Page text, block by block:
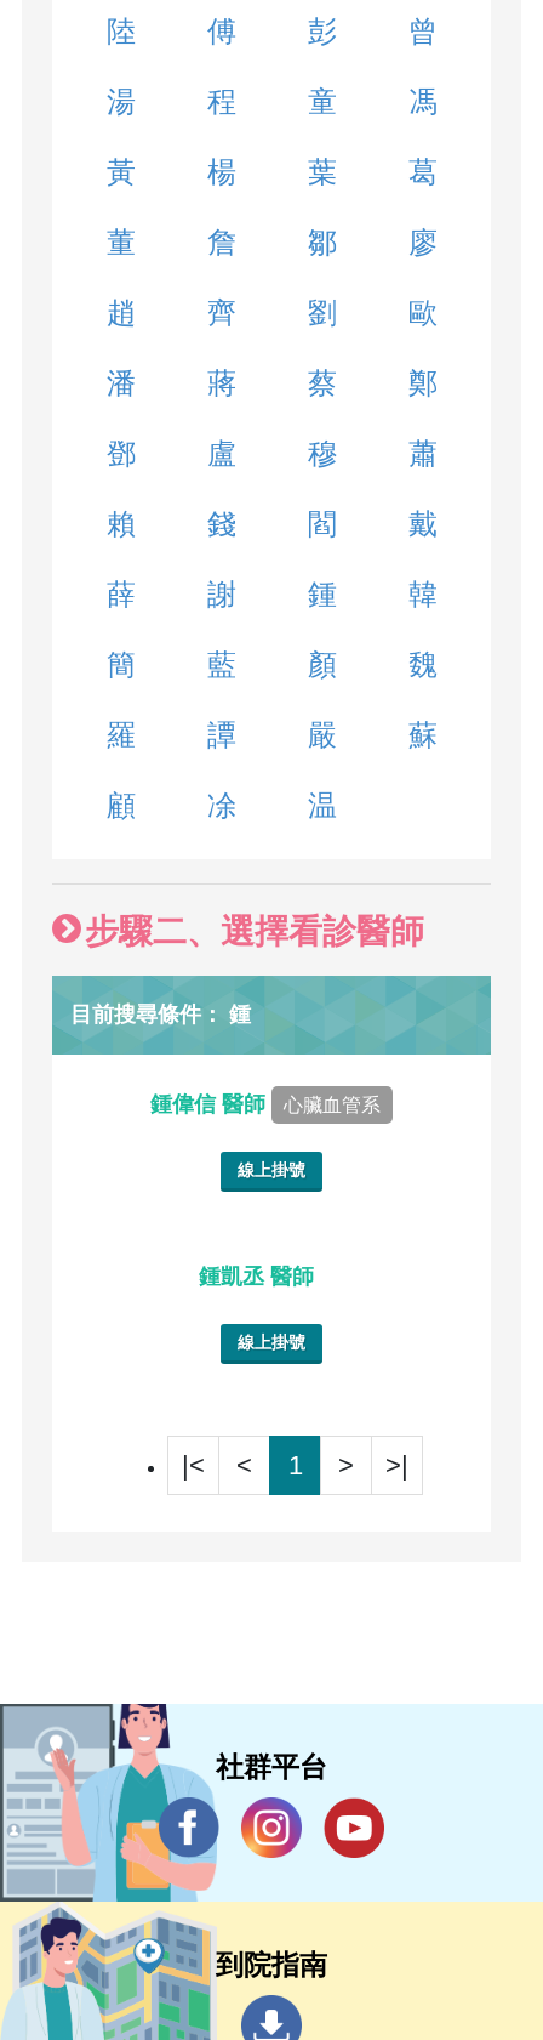
陸 傅 彭 曾
湯 程 童 馮
黃 楊 葉 葛
董 詹 鄒 廖
趙 齊 劉 歐
潘 蔣 蔡 鄭
鄧 盧 穆 蕭
賴 錢 閻 戴
薛 謝 鍾 韓
簡 藍 顏 魏
羅 譚 嚴 蘇
顧 凃 温
步驟二、選擇看診醫師
目前搜尋條件： 鍾
鍾偉信 醫師 心臟血管系
線上掛號
鍾凱丞 醫師
線上掛號
|< < 1 > >|
社群平台
到院指南